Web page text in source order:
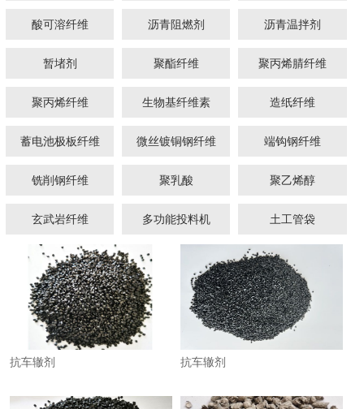
酸可溶纤维 沥青阻燃剂 沥青温拌剂
暂堵剂 聚酯纤维 聚丙烯腈纤维
聚丙烯纤维 生物基纤维素 造纸纤维
蓄电池极板纤维 微丝镀铜钢纤维 端钩钢纤维
铣削钢纤维 聚乳酸 聚乙烯醇
玄武岩纤维 多功能投料机 土工管袋
抗车辙剂 抗车辙剂